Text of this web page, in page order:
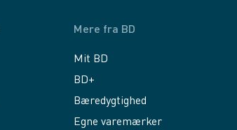
Mere fra BD
Mit BD
BD+
Bæredygtighed
Egne varemærker